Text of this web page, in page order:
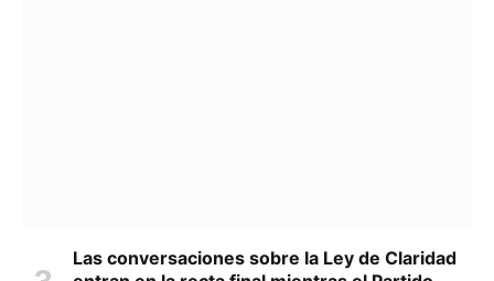
Las conversaciones sobre la Ley de Claridad